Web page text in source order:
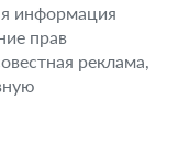
информация
прав
реклама,